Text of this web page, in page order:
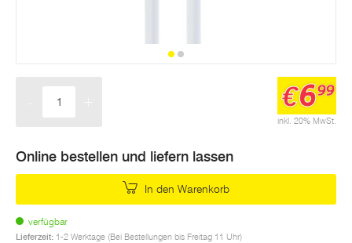
inkl. 20% MwSt.
€699
Online bestellen und liefern lassen
In den Warenkorb
verfügbar
Lieferzeit: 1-2 Werktage (Bei Bestellungen bis Freitag 11 Uhr)